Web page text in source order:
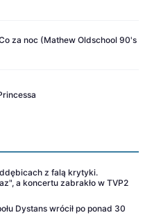
za noc (Mathew Oldschool 90's
z falą krytyki.
a koncertu zabrakło w TVP2
Dystans wrócił po ponad 30